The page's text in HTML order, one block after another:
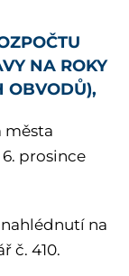
NA ROKY
OBVODŮ),
města
prosince
na
č. 410.